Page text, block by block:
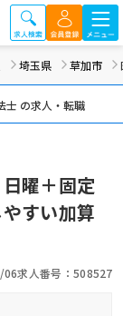
埼玉県 草加市
士 の求人・転職
曜＋固定
すい加算
06求人番号：508527